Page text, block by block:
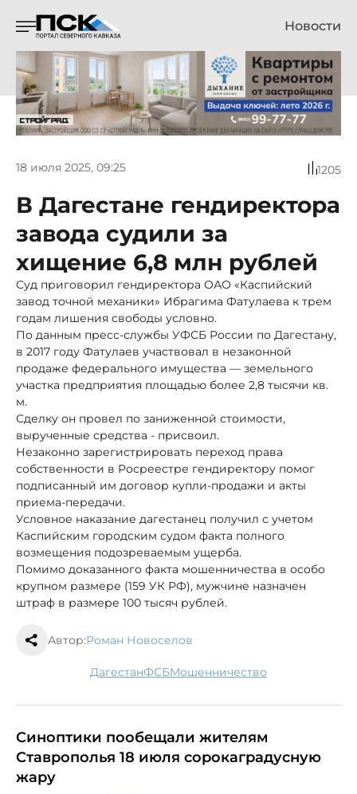
Новости
18 июля 2025, 09:25 1205
В Дагестане гендиректора
завода судили за
хищение 6,8 млн рублей
Суд приговорил гендиректора ОАО «Каспийский
завод точной механики» Ибрагима Фатулаева к трем
годам лишения свободы условно.
По данным пресс-службы УФСБ России по Дагестану,
в 2017 году Фатулаев участвовал в незаконной
продаже федерального имущества — земельного
участка предприятия площадью более 2,8 тысячи кв.
м.
Сделку он провел по заниженной стоимости,
вырученные средства - присвоил.
Незаконно зарегистрировать переход права
собственности в Росреестре гендиректору помог
подписанный им договор купли-продажи и акты
приема-передачи.
Условное наказание дагестанец получил с учетом
Каспийским городским судом факта полного
возмещения подозреваемым ущерба.
Помимо доказанного факта мошенничества в особо
крупном размере (159 УК РФ), мужчине назначен
штраф в размере 100 тысяч рублей.
Автор:Роман Новоселов
Дагестан ФСБ мошенничество
Синоптики пообещали жителям
Ставрополья 18 июля сорокаградусную
жару